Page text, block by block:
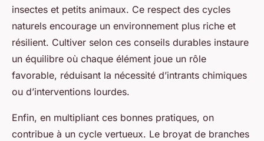
insectes et petits animaux. Ce respect des cycles
naturels encourage un environnement plus riche et
résilient. Cultiver selon ces conseils durables instaure
un équilibre où chaque élément joue un rôle
favorable, réduisant la nécessité d’intrants chimiques
ou d’interventions lourdes.
Enfin, en multipliant ces bonnes pratiques, on
contribue à un cycle vertueux. Le broyat de branches